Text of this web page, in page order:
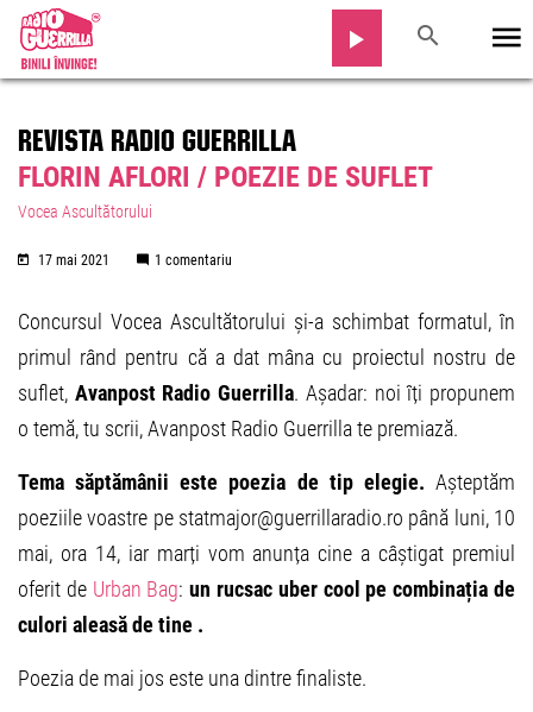
REVISTA RADIO GUERRILLA
FLORIN AFLORI / POEZIE DE SUFLET
Vocea Ascultătorului
17 mai 2021 1 comentariu
Concursul Vocea Ascultătorului și-a schimbat formatul, în
primul rând pentru că a dat mâna cu proiectul nostru de
suflet, Avanpost Radio Guerrilla. Așadar: noi îți propunem
o temă, tu scrii, Avanpost Radio Guerrilla te premiază.
Tema săptămânii este poezia de tip elegie. Așteptăm
poeziile voastre pe statmajor@guerrillaradio.ro până luni, 10
mai, ora 14, iar marți vom anunța cine a câștigat premiul
oferit de Urban Bag:un rucsac uber cool pe combinația de
culori aleasă de tine .
Poezia de mai jos este una dintre finaliste.